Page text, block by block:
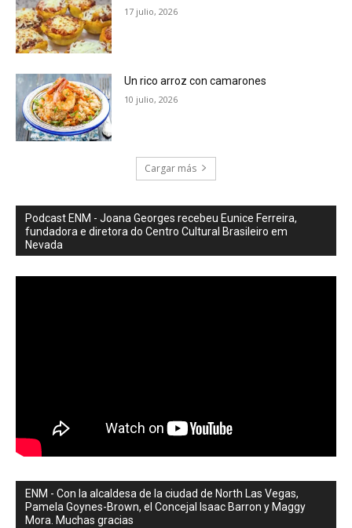
17 julio, 2026
Un rico arroz con camarones
10 julio, 2026
Cargar más
Podcast ENM - Joana Georges recebeu Eunice Ferreira,
fundadora e diretora do Centro Cultural Brasileiro em
Nevada
ENM - Con la alcaldesa de la ciudad de North Las Vegas,
Pamela Goynes-Brown, el Concejal Isaac Barron y Maggy
Mora. Muchas gracias